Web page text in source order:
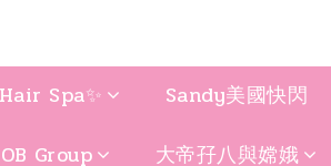
Spa✨ Sandy美國快閃
OB Group 大帝孖八與嫦娥